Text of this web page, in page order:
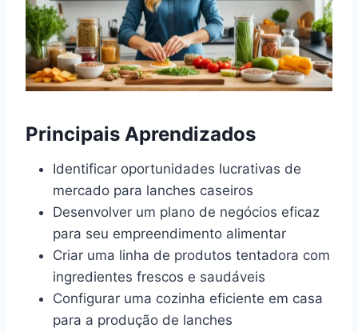
Principais Aprendizados
Identificar oportunidades lucrativas de
mercado para lanches caseiros
Desenvolver um plano de negócios eficaz
para seu empreendimento alimentar
Criar uma linha de produtos tentadora com
ingredientes frescos e saudáveis
Configurar uma cozinha eficiente em casa
para a produção de lanches